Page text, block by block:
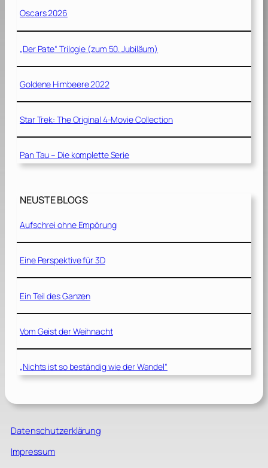
Oscars 2026
„Der Pate“ Trilogie (zum 50. Jubiläum)
Goldene Himbeere 2022
Star Trek: The Original 4-Movie Collection
Pan Tau – Die komplette Serie
NEUSTE BLOGS
Aufschrei ohne Empörung
Eine Perspektive für 3D
Ein Teil des Ganzen
Vom Geist der Weihnacht
„Nichts ist so beständig wie der Wandel“
Datenschutzerklärung
Impressum